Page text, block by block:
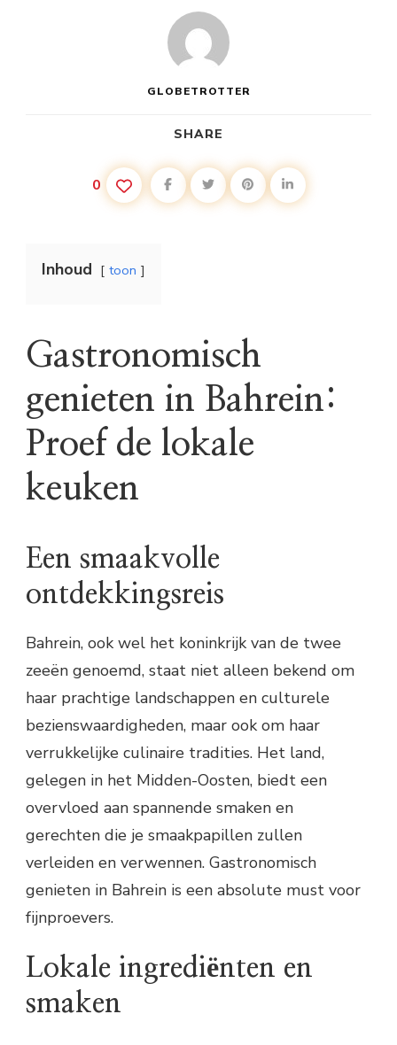
GLOBETROTTER
SHARE
0
Inhoud toon
Gastronomisch
genieten in Bahrein:
Proef de lokale
keuken
Een smaakvolle
ontdekkingsreis
Bahrein, ook wel het koninkrijk van de twee
zeeën genoemd, staat niet alleen bekend om
haar prachtige landschappen en culturele
bezienswaardigheden, maar ook om haar
verrukkelijke culinaire tradities. Het land,
gelegen in het Midden-Oosten, biedt een
overvloed aan spannende smaken en
gerechten die je smaakpapillen zullen
verleiden en verwennen. Gastronomisch
genieten in Bahrein is een absolute must voor
fijnproevers.
Lokale ingrediënten en
smaken